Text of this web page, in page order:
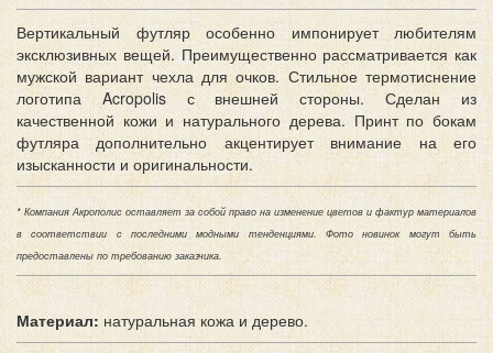
Вертикальный футляр особенно импонирует любителям
эксклюзивных вещей. Преимущественно рассматривается как
мужской вариант чехла для очков. Стильное термотиснение
логотипа Acropolis с внешней стороны. Сделан из
качественной кожи и натурального дерева. Принт по бокам
футляра дополнительно акцентирует внимание на его
изысканности и оригинальности.
* Компания Акрополис оставляет за собой право на изменение цветов и фактур материалов
в соответствии с последними модными тенденциями. Фото новинок могут быть
предоставлены по требованию заказчика.
Материал: натуральная кожа и дерево.